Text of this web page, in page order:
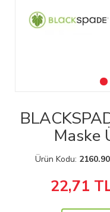
Maske
Ürün Kodu:
22,71